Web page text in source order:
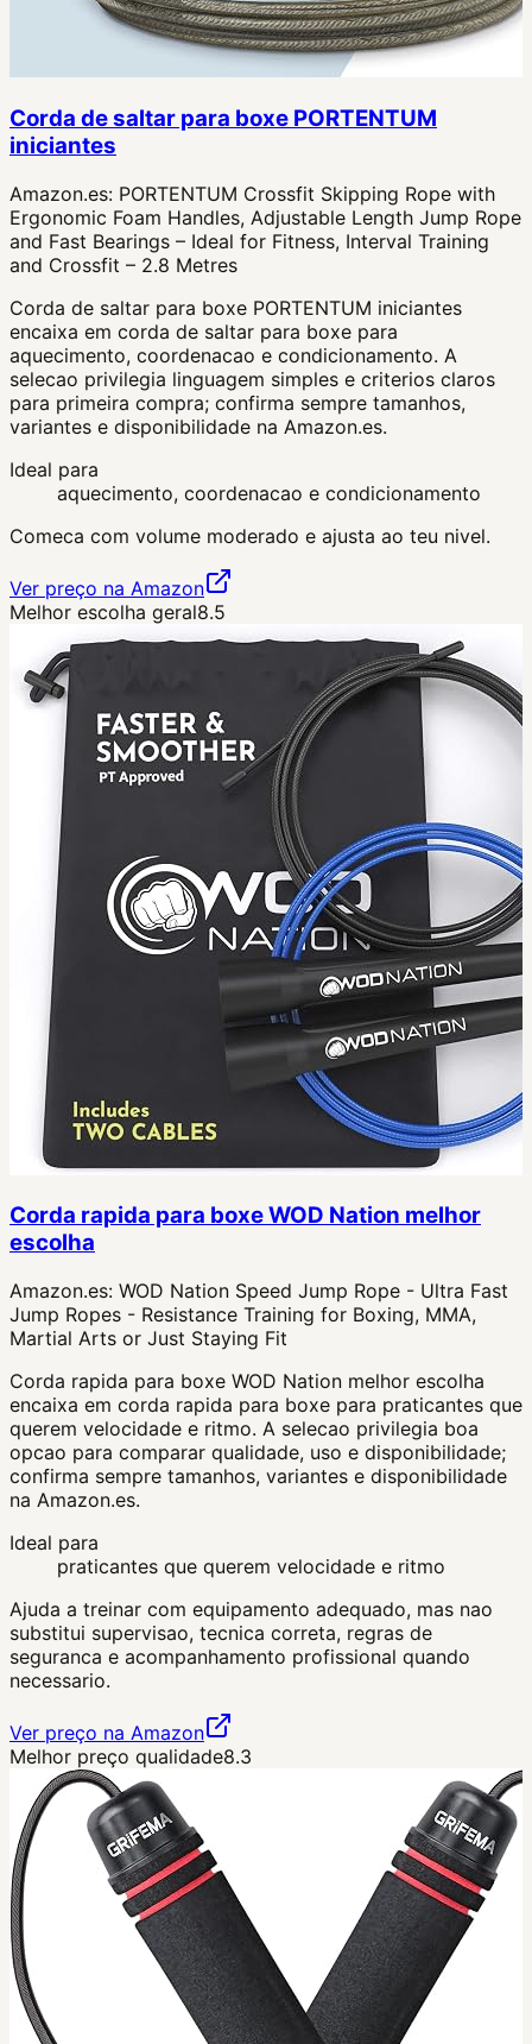
Corda de saltar para boxe PORTENTUM
iniciantes
Amazon.es: PORTENTUM Crossfit Skipping Rope with
Ergonomic Foam Handles, Adjustable Length Jump Rope
and Fast Bearings – Ideal for Fitness, Interval Training
and Crossfit – 2.8 Metres
Corda de saltar para boxe PORTENTUM iniciantes
encaixa em corda de saltar para boxe para
aquecimento, coordenacao e condicionamento. A
selecao privilegia linguagem simples e criterios claros
para primeira compra; confirma sempre tamanhos,
variantes e disponibilidade na Amazon.es.
Ideal para
aquecimento, coordenacao e condicionamento
Comeca com volume moderado e ajusta ao teu nivel.
Ver preço na Amazon
Melhor escolha geral8.5
Corda rapida para boxe WOD Nation melhor
escolha
Amazon.es: WOD Nation Speed Jump Rope - Ultra Fast
Jump Ropes - Resistance Training for Boxing, MMA,
Martial Arts or Just Staying Fit
Corda rapida para boxe WOD Nation melhor escolha
encaixa em corda rapida para boxe para praticantes que
querem velocidade e ritmo. A selecao privilegia boa
opcao para comparar qualidade, uso e disponibilidade;
confirma sempre tamanhos, variantes e disponibilidade
na Amazon.es.
Ideal para
praticantes que querem velocidade e ritmo
Ajuda a treinar com equipamento adequado, mas nao
substitui supervisao, tecnica correta, regras de
seguranca e acompanhamento profissional quando
necessario.
Ver preço na Amazon
Melhor preço qualidade8.3